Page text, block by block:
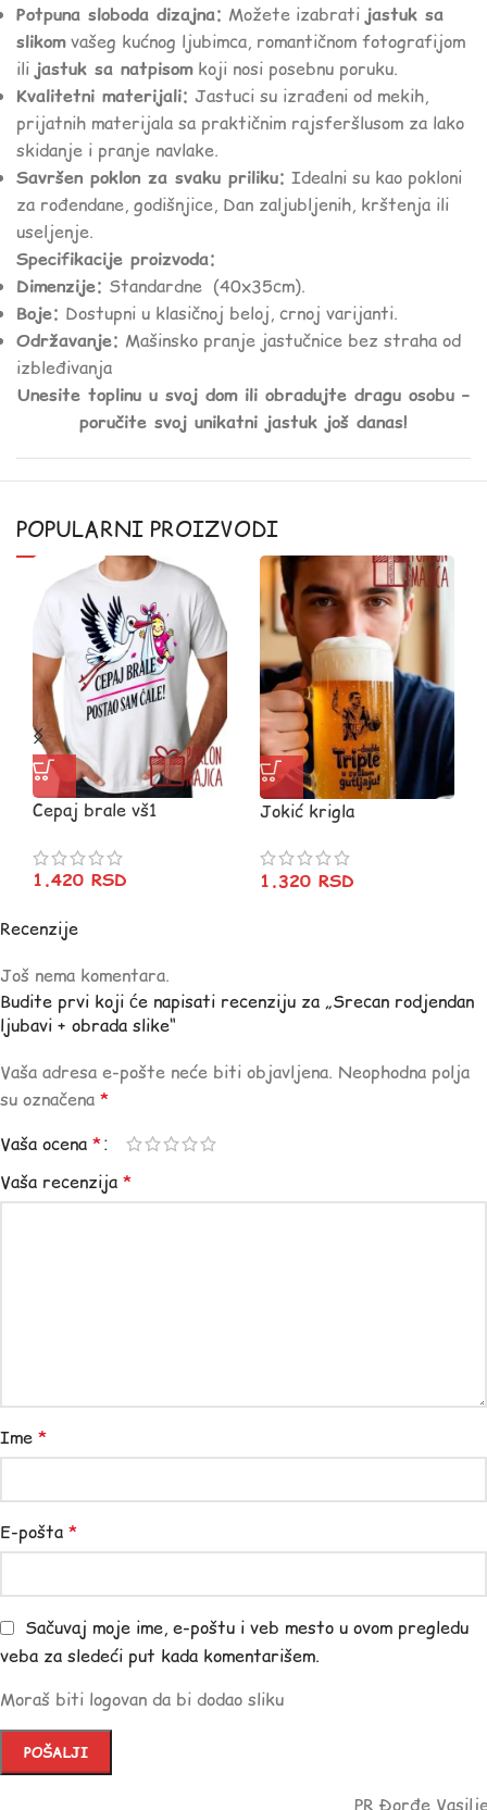
Potpuna sloboda dizajna: Možete izabrati jastuk sa
slikomvašeg kućnog ljubimca, romantičnom fotografijom
ili jastuk sa natpisomkoji nosi posebnu poruku.
Kvalitetni materijali: Jastuci su izrađeni od mekih,
prijatnih materijala sa praktičnim rajsferšlusom za lako
skidanje i pranje navlake.
Savršen poklon za svaku priliku: Idealni su kao pokloni
za rođendane, godišnjice, Dan zaljubljenih, krštenja ili
useljenje.
Specifikacije proizvoda:
Dimenzije: Standardne (40x35cm).
Boje: Dostupni u klasičnoj beloj, crnoj varijanti.
Održavanje: Mašinsko pranje jastučnice bez straha od
izbleđivanja
Unesite toplinu u svoj dom ili obradujte dragu osobu –
poručite svoj unikatni jastuk još danas!
POPULARNI PROIZVODI
Cepaj brale vš1
1.420 RSD
Jokić krigla
1.320 RSD
Recenzije
Još nema komentara.
Budite prvi koji će napisati recenziju za „Srecan rodjendan
ljubavi + obrada slike“
Vaša adresa e-pošte neće biti objavljena. Neophodna polja
su označena *
Vaša ocena *
Vaša recenzija *
Ime *
E-pošta *
Sačuvaj moje ime, e-poštu i veb mesto u ovom pregledu
veba za sledeći put kada komentarišem.
Moraš biti logovan da bi dodao sliku
PR Đorđe